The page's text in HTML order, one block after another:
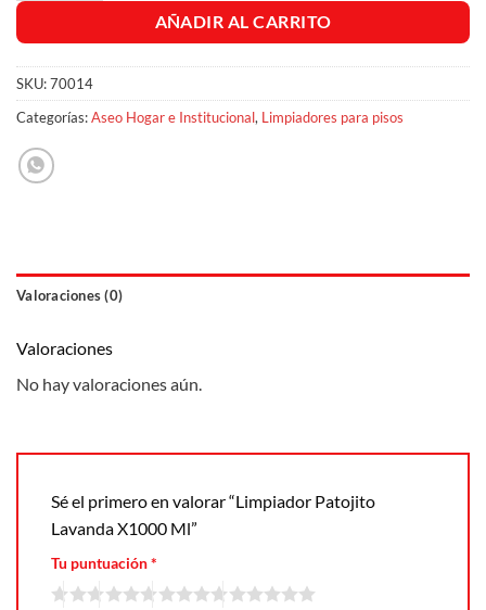
AÑADIR AL CARRITO
SKU:70014
Categorías:Aseo Hogar e Institucional, Limpiadores para pisos
Valoraciones (0)
Valoraciones
No hay valoraciones aún.
Sé el primero en valorar “Limpiador Patojito
Lavanda X1000 Ml”
Tu puntuación*